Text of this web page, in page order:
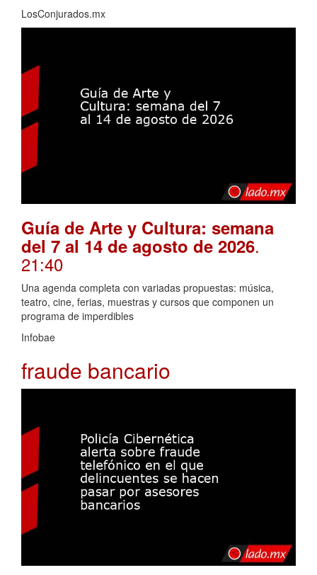
LosConjurados.mx
Guía de Arte y Cultura: semana
del 7 al 14 de agosto de 2026.
21:40
Una agenda completa con variadas propuestas: música,
teatro, cine, ferias, muestras y cursos que componen un
programa de imperdibles
Infobae
fraude bancario